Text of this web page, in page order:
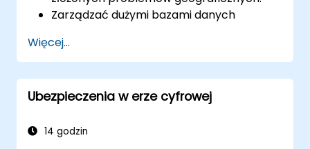
Zarządzać dużymi bazami danych
kontrolę jakości danych.
Tworzyć dynamiczne i interaktywne
mapy oraz wizualizacje do różnych
zastosowań.
automatyzację w celu usprawnienia
Więcej...
Ubezpieczenia w erze cyfrowej
14 godzin